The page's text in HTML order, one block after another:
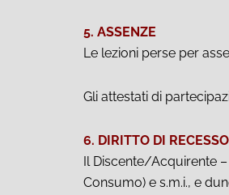
5. ASSENZE
Le lezioni perse per
Gli attestati di
6. DIRITTO DI
Il Discente/Acquirente
Consumo) e s.m.i., e